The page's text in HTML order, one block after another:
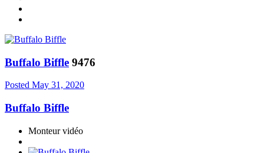
Buffalo Biffle 9476
Posted May 31, 2020
Buffalo Biffle
Monteur vidéo